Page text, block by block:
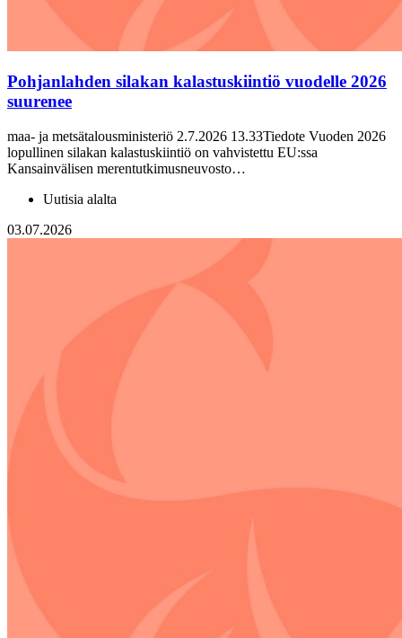
Pohjanlahden silakan kalastuskiintiö vuodelle 2026
suurenee
maa- ja metsätalousministeriö 2.7.2026 13.33Tiedote Vuoden 2026
lopullinen silakan kalastuskiintiö on vahvistettu EU:ssa
Kansainvälisen merentutkimusneuvosto…
Uutisia alalta
03.07.2026